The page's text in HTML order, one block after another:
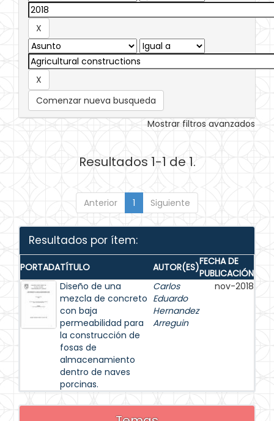
Comenzar nueva busqueda
Mostrar filtros avanzados
Resultados 1-1 de 1.
Anterior 1 Siguiente
Resultados por ítem:
PORTADATÍTULO AUTOR(ES)FECHA DE
PUBLICACIÓN
Diseño de una
mezcla de concreto
con baja
permeabilidad para
la construcción de
fosas de
almacenamiento
dentro de naves
porcinas.
Carlos
Eduardo
Hernandez
Arreguin
nov-2018